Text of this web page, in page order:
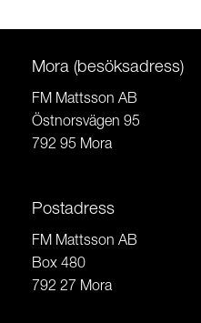
Mora (besöksadress)
FM Mattsson AB
Östnorsvägen 95
792 95 Mora
Postadress
FM Mattsson AB
Box 480
792 27 Mora